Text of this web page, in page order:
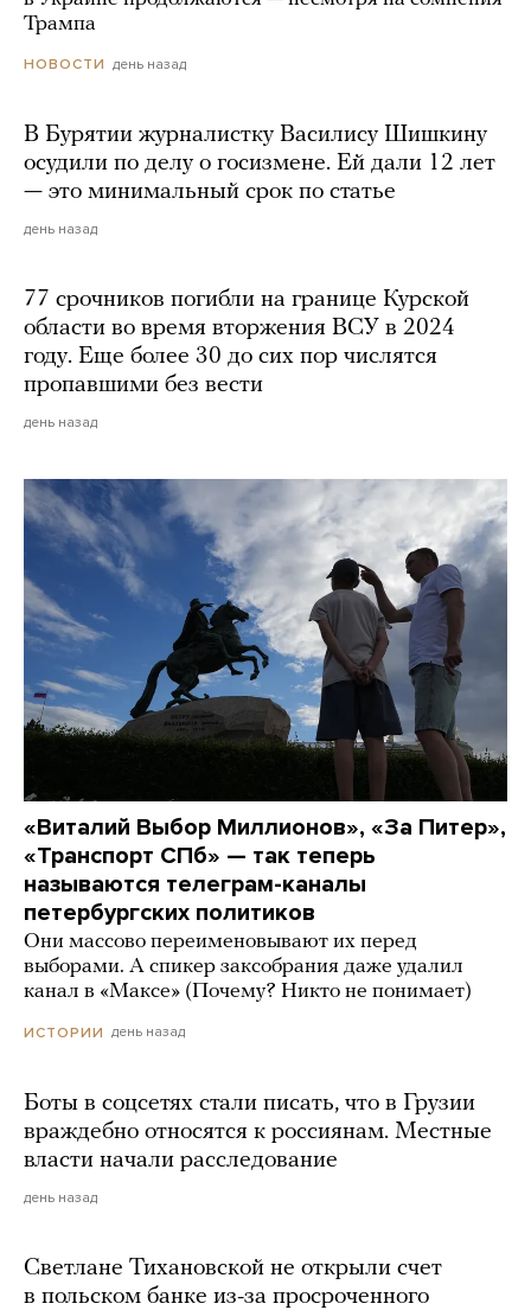
Трампа
НОВОСТИ день назад
В Бурятии журналистку Василису Шишкину
осудили по делу о госизмене. Ей дали 12 лет
— это минимальный срок по статье
день назад
77 срочников погибли на границе Курской
области во время вторжения ВСУ в 2024
году. Еще более 30 до сих пор числятся
пропавшими без вести
день назад
«Виталий Выбор Миллионов», «За Питер»,
«Транспорт СПб» — так теперь
называются телеграм-каналы
петербургских политиков
Они массово переименовывают их перед
выборами. А спикер заксобрания даже удалил
канал в «Максе» (Почему? Никто не понимает)
ИСТОРИИ день назад
Боты в соцсетях стали писать, что в Грузии
враждебно относятся к россиянам. Местные
власти начали расследование
день назад
Светлане Тихановской не открыли счет
в польском банке из-за просроченного